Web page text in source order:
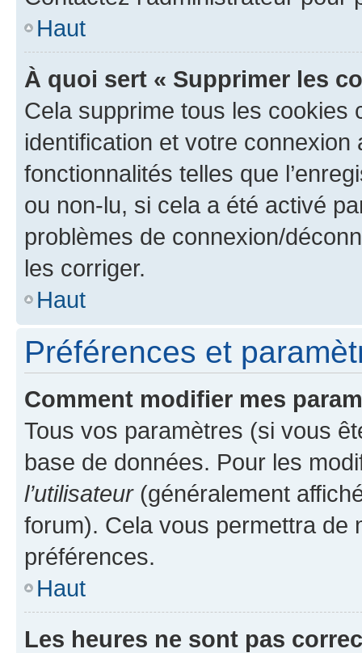
Haut
À quoi sert « Supprimer les
Cela supprime tous les cookies
identification et votre
fonctionnalités telles que
ou non-lu, si cela a été activé
problèmes de connexion/
les corriger.
Haut
Préférences et
Comment modifier mes
Tous vos paramètres (si vous
base de données. Pour les
l’utilisateur(généralement
forum). Cela vous permettra de
préférences.
Haut
Les heures ne sont pas